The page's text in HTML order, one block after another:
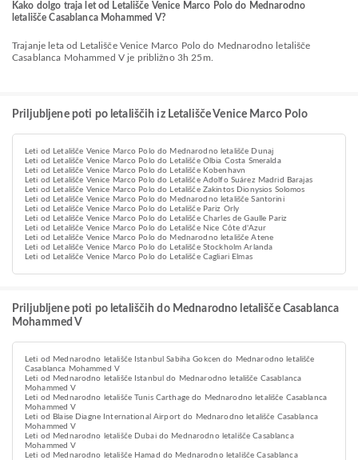
Kako dolgo traja let od Letališče Venice Marco Polo do Mednarodno
letališče Casablanca Mohammed V?
Trajanje leta od Letališče Venice Marco Polo do Mednarodno letališče
Casablanca Mohammed V je približno 3h 25m.
Priljubljene poti po letališčih iz Letališče Venice Marco Polo
Leti od Letališče Venice Marco Polo do Mednarodno letališče Dunaj
Leti od Letališče Venice Marco Polo do Letališče Olbia Costa Smeralda
Leti od Letališče Venice Marco Polo do Letališče Kobenhavn
Leti od Letališče Venice Marco Polo do Letališče Adolfo Suárez Madrid Barajas
Leti od Letališče Venice Marco Polo do Letališče Zakintos Dionysios Solomos
Leti od Letališče Venice Marco Polo do Mednarodno letališče Santorini
Leti od Letališče Venice Marco Polo do Letališče Pariz Orly
Leti od Letališče Venice Marco Polo do Letališče Charles de Gaulle Pariz
Leti od Letališče Venice Marco Polo do Letališče Nice Côte d'Azur
Leti od Letališče Venice Marco Polo do Mednarodno letališče Atene
Leti od Letališče Venice Marco Polo do Letališče Stockholm Arlanda
Leti od Letališče Venice Marco Polo do Letališče Cagliari Elmas
Priljubljene poti po letališčih do Mednarodno letališče Casablanca
Mohammed V
Leti od Mednarodno letališče Istanbul Sabiha Gokcen do Mednarodno letališče
Casablanca Mohammed V
Leti od Mednarodno letališče Istanbul do Mednarodno letališče Casablanca
Mohammed V
Leti od Mednarodno letališče Tunis Carthage do Mednarodno letališče Casablanca
Mohammed V
Leti od Blaise Diagne International Airport do Mednarodno letališče Casablanca
Mohammed V
Leti od Mednarodno letališče Dubai do Mednarodno letališče Casablanca
Mohammed V
Leti od Mednarodno letališče Hamad do Mednarodno letališče Casablanca